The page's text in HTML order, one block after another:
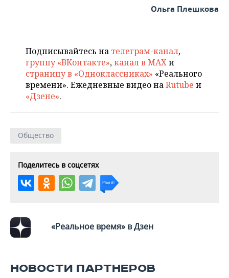
ВОДНЫЕ ВИДЫ СПОРТА
ХОККЕЙ С МЯЧОМ
ОБРАЗОВАНИЕ
ПРОИСШЕСТВИЯ
Ольга Плешкова
Подписывайтесь на телеграм-канал,
группу «ВКонтакте»,канал в MAXи
страницу в «Одноклассниках» «Реального
времени». Ежедневные видео наRutube и
«Дзене».
Общество
Поделитесь в соцсетях
«Реальное время» в Дзен
НОВОСТИ ПАРТНЕРОВ